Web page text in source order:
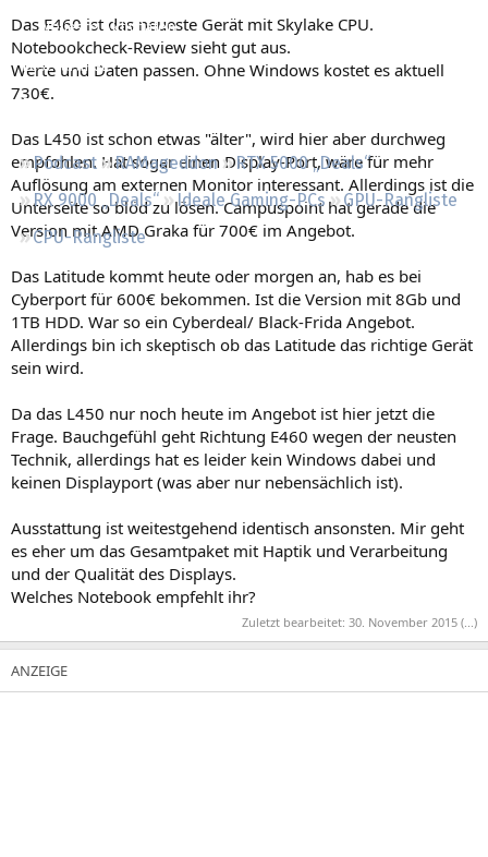
Neueste Aktivitäten
Leserartikel
Regeln
Podcast RAMageddon
RTX 5000 „Deals“
RX 9000 „Deals“
Ideale Gaming-PCs
GPU-Rangliste
CPU-Rangliste
Das E460 ist das neueste Gerät mit Skylake CPU.
Notebookcheck-Review sieht gut aus.
Werte und Daten passen. Ohne Windows kostet es aktuell
730€.
Das L450 ist schon etwas "älter", wird hier aber durchweg
empfohlen. Hat sogar einen Display-Port, wäre für mehr
Auflösung am externen Monitor interessant. Allerdings ist die
Unterseite so blöd zu lösen. Campuspoint hat gerade die
Version mit AMD Graka für 700€ im Angebot.
Das Latitude kommt heute oder morgen an, hab es bei
Cyberport für 600€ bekommen. Ist die Version mit 8Gb und
1TB HDD. War so ein Cyberdeal/ Black-Frida Angebot.
Allerdings bin ich skeptisch ob das Latitude das richtige Gerät
sein wird.
Da das L450 nur noch heute im Angebot ist hier jetzt die
Frage. Bauchgefühl geht Richtung E460 wegen der neusten
Technik, allerdings hat es leider kein Windows dabei und
keinen Displayport (was aber nur nebensächlich ist).
Ausstattung ist weitestgehend identisch ansonsten. Mir geht
es eher um das Gesamtpaket mit Haptik und Verarbeitung
und der Qualität des Displays.
Welches Notebook empfehlt ihr?
Zuletzt bearbeitet: 30. November 2015 (...)